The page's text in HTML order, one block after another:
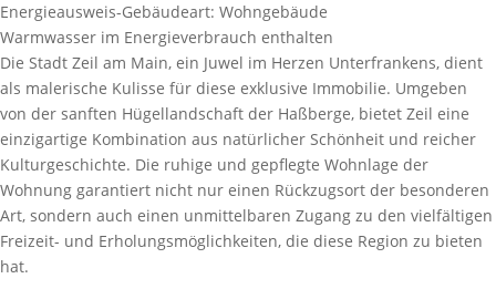
Energieausweis-Gebäudeart: Wohngebäude
Warmwasser im Energieverbrauch enthalten
Die Stadt Zeil am Main, ein Juwel im Herzen Unterfrankens, dient
als malerische Kulisse für diese exklusive Immobilie. Umgeben
von der sanften Hügellandschaft der Haßberge, bietet Zeil eine
einzigartige Kombination aus natürlicher Schönheit und reicher
Kulturgeschichte. Die ruhige und gepflegte Wohnlage der
Wohnung garantiert nicht nur einen Rückzugsort der besonderen
Art, sondern auch einen unmittelbaren Zugang zu den vielfältigen
Freizeit- und Erholungsmöglichkeiten, die diese Region zu bieten
hat.